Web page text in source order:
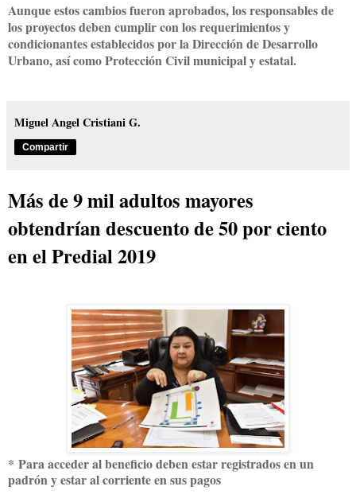
Aunque estos cambios fueron aprobados, los responsables de
los proyectos deben cumplir con los requerimientos y
condicionantes establecidos por la Dirección de Desarrollo
Urbano, así como Protección Civil municipal y estatal.
Miguel Angel Cristiani G.
Compartir
Más de 9 mil adultos mayores
obtendrían descuento de 50 por ciento
en el Predial 2019
* Para acceder al beneficio deben estar registrados en un
padrón y estar al corriente en sus pagos